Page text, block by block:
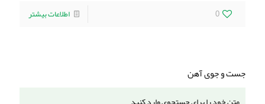
0
اطلاعات بیشتر
جست و جوی آهن